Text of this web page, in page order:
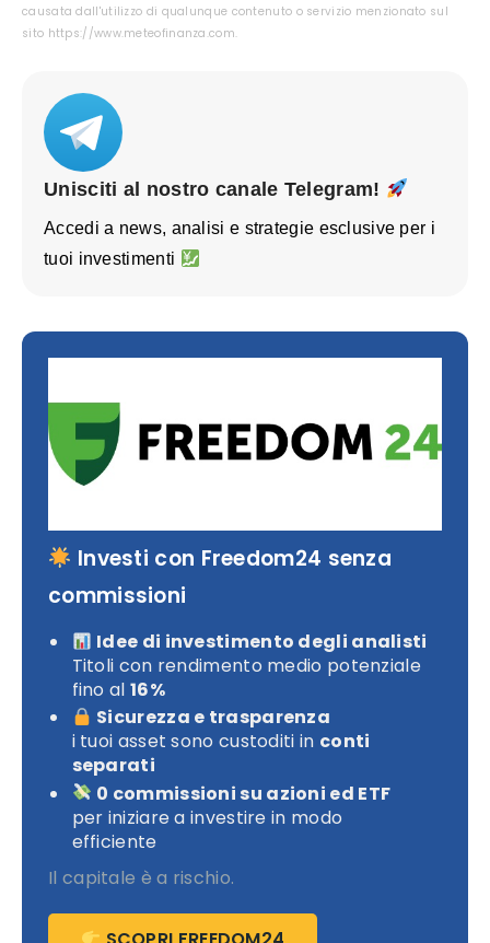
causata dall'utilizzo di qualunque contenuto o servizio menzionato sul
sito https://www.meteofinanza.com.
Unisciti al nostro canale Telegram!
Accedi a news, analisi e strategie esclusive per i
tuoi investimenti
Investi con Freedom24 senza
commissioni
Idee di investimento degli analisti
Titoli con rendimento medio potenziale
fino al 16%
Sicurezza e trasparenza
i tuoi asset sono custoditi in conti
separati
0 commissioni su azioni ed ETF
per iniziare a investire in modo
efficiente
Il capitale è a rischio.